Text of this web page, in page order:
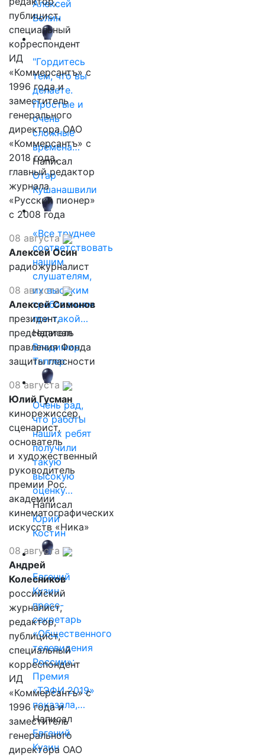
Алексей
Волин
"Гордитесь
тем, что вы
делаете.
Простые и
очень
сложные
времена…
Написал
Отар
Кушанашвили
«Все труднее
соответствовать
нашим
слушателям,
их высоким
требованиям
при такой…
Написал
Владимир
Таллер
Очень рад,
что работы
наших ребят
получили
такую
высокую
оценку…
Написал
Юрий
Костин
Евгений
Кузин,
пресс-
секретарь
«Общественного
телевидения
России»:
Премия
«ТЭФИ 2019»
показала,…
Написал
Евгений
Кузин
публицист,
специальный
корреспондент
ИД
«Коммерсантъ» с
1996 года и
заместитель
генерального
директора ОАО
«Коммерсантъ» с
2018 года,
главный редактор
журнала
«Русский пионер»
с 2008 года
08 августа
Алексей Осин
радиожурналист
08 августа
Алексей Симонов
президент,
председатель
правления Фонда
защиты гласности
08 августа
Юлий Гусман
кинорежиссер,
сценарист,
основатель
и художественный
руководитель
премии Рос.
академии
кинематографических
искусств «Ника»
08 августа
Андрей
Колесников
российский
журналист,
редактор,
публицист,
специальный
корреспондент
ИД
«Коммерсантъ» с
1996 года и
заместитель
генерального
директора ОАО